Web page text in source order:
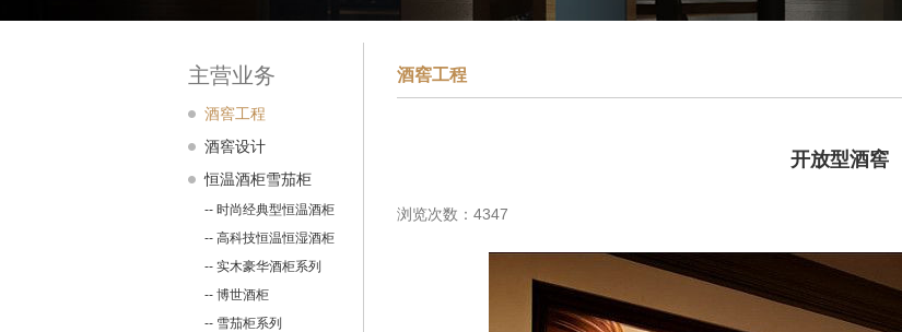
主营业务
酒窖工程
酒窖设计
恒温酒柜雪茄柜
-- 时尚经典型恒温酒柜
-- 高科技恒温恒湿酒柜
-- 实木豪华酒柜系列
-- 博世酒柜
-- 雪茄柜系列
酒窖工程
开放型酒窖
浏览次数：4347